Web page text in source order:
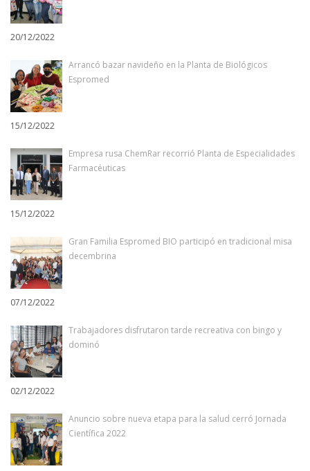
20/12/2022
Arrancó bazar navideño en la Planta de Biológicos
Espromed
15/12/2022
Empresa rusa ChemRar recorrió Planta de Especialidades
Farmacéuticas
15/12/2022
Gran Familia Espromed BIO participó en tradicional misa
decembrina
07/12/2022
Trabajadores disfrutaron tarde recreativa con bingo y
dominó
02/12/2022
Anuncio sobre nueva etapa para la salud cerró Jornada
Científica 2022